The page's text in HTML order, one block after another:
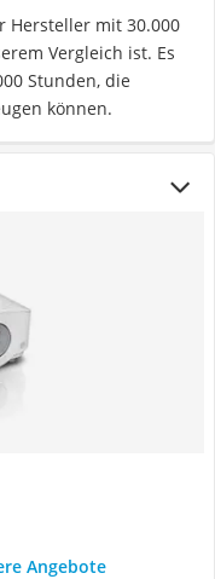
Hersteller mit 30.000
Vergleich ist. Es
Stunden, die
können.
Angebote